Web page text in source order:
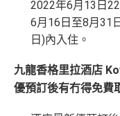
2022年6月13日
6月16日至8月31
日)內入住。
九龍香格里拉酒店
優預訂後有冇得免費